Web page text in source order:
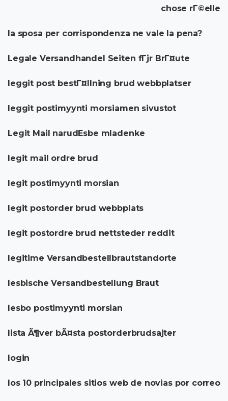
chose rГ©elle
la sposa per corrispondenza ne vale la pena?
Legale Versandhandel Seiten fГјr BrГ¤ute
leggit post bestГ¤llning brud webbplatser
leggit postimyynti morsiamen sivustot
Legit Mail narudЕѕbe mladenke
legit mail ordre brud
legit postimyynti morsian
legit postorder brud webbplats
legit postordre brud nettsteder reddit
legitime Versandbestellbrautstandorte
lesbische Versandbestellung Braut
lesbo postimyynti morsian
lista Ã¶ver bÃ¤sta postorderbrudsajter
login
los 10 principales sitios web de novias por correo